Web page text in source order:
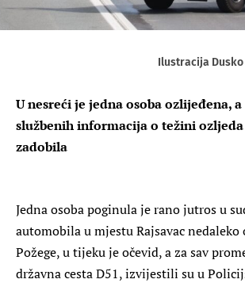
Ilustracija Dusko
U nesreći je jedna osoba ozlijeđena, a
službenih informacija o težini
zadobila
Jedna osoba poginula je rano jutros u
automobila u mjestu Rajsavac nedaleko
Požege, u tijeku je očevid, a za sav
državna cesta D51, izvijestili su u